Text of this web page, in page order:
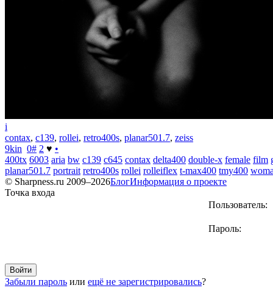
i
contax, c139, rollei, retro400s, planar501.7, zeiss
9kin 0# 2 ♥ •
400tx 6003 aria bw c139 c645 contax delta400 double-x female film
planar501.7 portrait retro400s rollei rolleiflex t-max400 tmy400
© Sharpness.ru 2009–2026БлогИнформация о проекте
Точка входа
Пользователь:
Пароль:
Забыли пароль или ещё не зарегистрировались?